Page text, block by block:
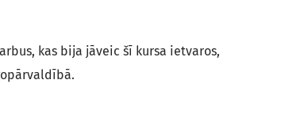
kas bija jāveic šī kursa ietvaros,